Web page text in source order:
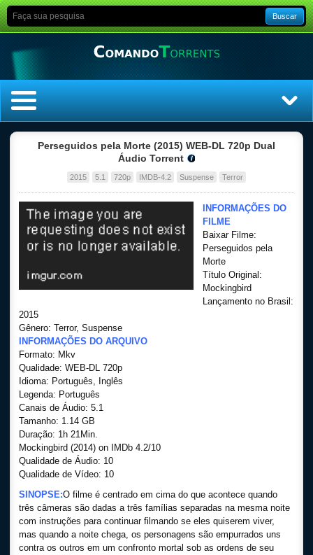
Buscar
Top Séries
Filmes
Perseguidos pela Morte (2015) WEB-DL 720p Dual
Áudio Torrent
2015 5.1 720p IMDB-4.2 Suspense Terror
INFORMAÇÕES DO
FILME
Baixar Filme:
Perseguidos pela
Morte
Título Original:
Mockingbird
Lançamento no Brasil:
2015
Gênero: Terror, Suspense
INFORMAÇÕES DO ARQUIVO
Formato: Mkv
Qualidade: WEB-DL 720p
Idioma: Português, Inglês
Legenda: Português
Canais de Áudio: 5.1
Tamanho: 1.14 GB
Duração: 1h 21Min.
Mockingbird (2014) on IMDb 4.2/10
Qualidade de Áudio: 10
Qualidade de Vídeo: 10
SINOPSE:O filme é centrado em cima do que acontece quando
três câmeras são dadas a três famílias separadas na mesma noite
com instruções para continuar filmando se eles quiserem viver,
mas quando a noite chega, os personagens são empurrados uns
contra os outros em um confronto mortal sob as ordens de seu